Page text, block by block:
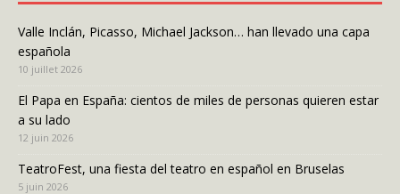
Valle Inclán, Picasso, Michael Jackson… han llevado una capa
española
10 juillet 2026
El Papa en España: cientos de miles de personas quieren estar
a su lado
12 juin 2026
TeatroFest, una fiesta del teatro en español en Bruselas
5 juin 2026